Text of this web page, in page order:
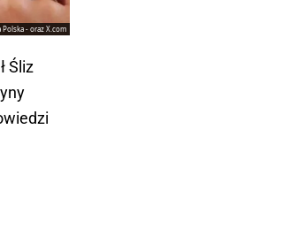
- oraz X.com
Śliz